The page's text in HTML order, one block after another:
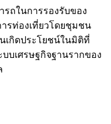
ถในการรองรับของ
รท่องเที่ยวโดยชุมชน
เกิดประโยชน์ในมิติที่
บเศรษฐกิจฐานรากของ